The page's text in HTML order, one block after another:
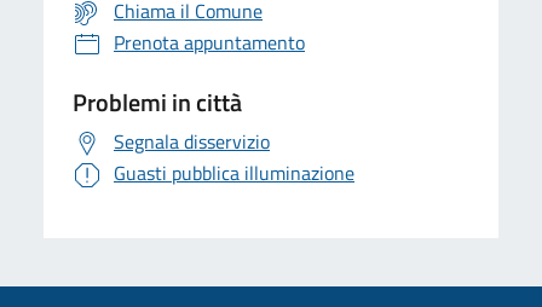
Chiama il Comune
Prenota appuntamento
Problemi in città
Segnala disservizio
Guasti pubblica illuminazione